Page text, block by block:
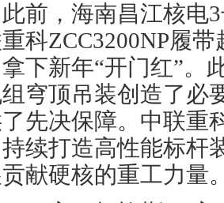
，海南昌江核电3
科ZCC3200NP履
下新年“开门红”。
穹顶吊装创造了必
先决保障。中联重
续打造高性能标杆
献硬核的重工力量